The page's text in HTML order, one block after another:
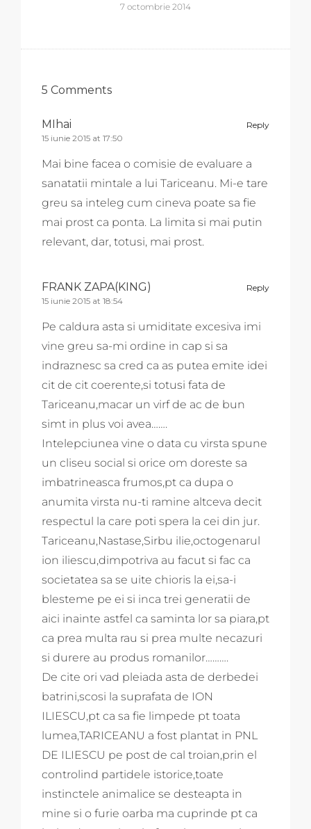
7 octombrie 2014
5 Comments
Reply
MIhai
15 iunie 2015 at 17:50
Mai bine facea o comisie de evaluare a
sanatatii mintale a lui Tariceanu. Mi-e tare
greu sa inteleg cum cineva poate sa fie
mai prost ca ponta. La limita si mai putin
relevant, dar, totusi, mai prost.
Reply
FRANK ZAPA(KING)
15 iunie 2015 at 18:54
Pe caldura asta si umiditate excesiva imi
vine greu sa-mi ordine in cap si sa
indraznesc sa cred ca as putea emite idei
cit de cit coerente,si totusi fata de
Tariceanu,macar un virf de ac de bun
simt in plus voi avea…….
Intelepciunea vine o data cu virsta spune
un cliseu social si orice om doreste sa
imbatrineasca frumos,pt ca dupa o
anumita virsta nu-ti ramine altceva decit
respectul la care poti spera la cei din jur.
Tariceanu,Nastase,Sirbu ilie,octogenarul
ion iliescu,dimpotriva au facut si fac ca
societatea sa se uite chioris la ei,sa-i
blesteme pe ei si inca trei generatii de
aici inainte astfel ca saminta lor sa piara,pt
ca prea multa rau si prea multe necazuri
si durere au produs romanilor……….
De cite ori vad pleiada asta de derbedei
batrini,scosi la suprafata de ION
ILIESCU,pt ca sa fie limpede pt toata
lumea,TARICEANU a fost plantat in PNL
DE ILIESCU pe post de cal troian,prin el
controlind partidele istorice,toate
instinctele animalice se desteapta in
mine si o furie oarba ma cuprinde pt ca